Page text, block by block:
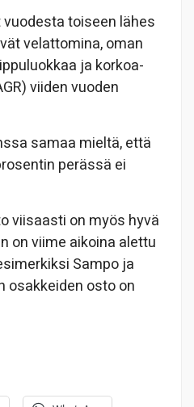
toiseen lähes
velattomina, oman
ja korkoa-
viiden vuoden
samaa mieltä, että
perässä ei
viisaasti on myös hyvä
on viime aikoina alettu
Sampo ja
osakkeiden osto on